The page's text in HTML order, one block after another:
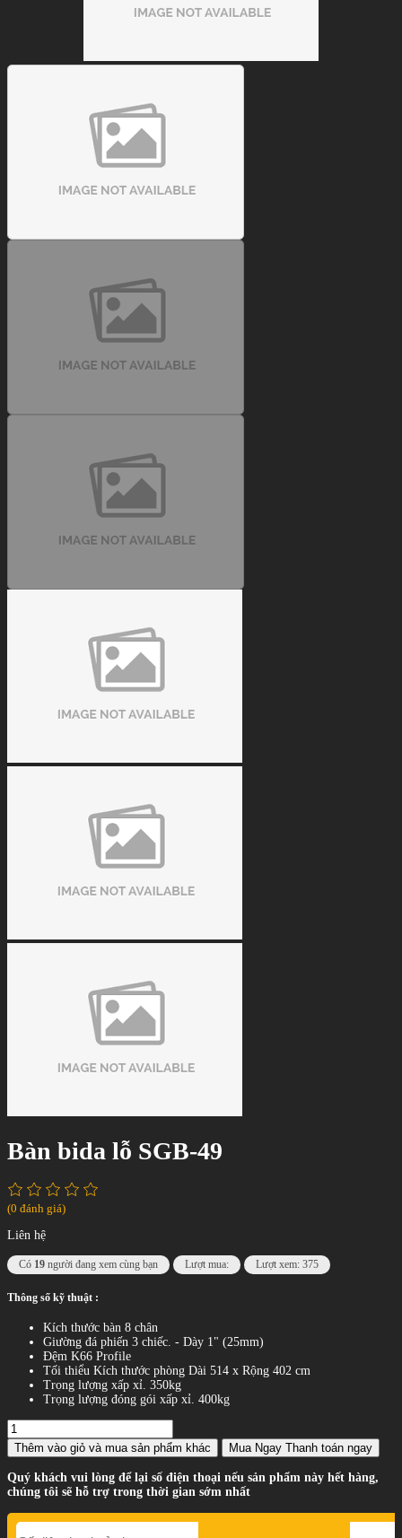
Bàn bida lỗ SGB-49
(0 đánh giá)
Liên hệ
Có 19 người đang xem cùng bạn Lượt mua: Lượt xem: 375
Thông số kỹ thuật :
Kích thước bàn 8 chân
Giường đá phiến 3 chiếc. - Dày 1" (25mm)
Đệm K66 Profile
Tối thiểu Kích thước phòng Dài 514 x Rộng 402 cm
Trọng lượng xấp xỉ. 350kg
Trọng lượng đóng gói xấp xỉ. 400kg
Thêm vào giỏ và mua sản phẩm khác Mua Ngay Thanh toán ngay
Quý khách vui lòng để lại số điện thoại nếu sản phẩm này hết hàng,
chúng tôi sẽ hỗ trợ trong thời gian sớm nhất